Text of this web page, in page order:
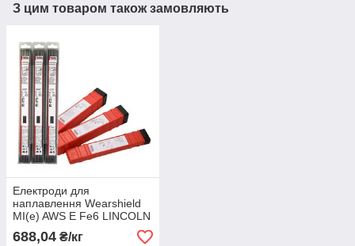
З цим товаром також замовляють
Електроди для
наплавлення Wearshield
MI(e) AWS E Fe6 LINCOLN
ELECTRIC
688,04 ₴/кг